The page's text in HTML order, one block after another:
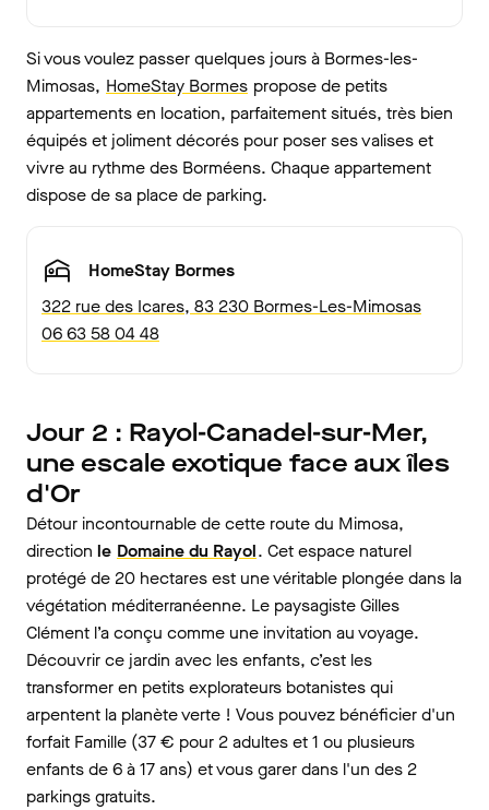
Si vous voulez passer quelques jours à Bormes-les-
Mimosas, HomeStay Bormes propose de petits
appartements en location, parfaitement situés, très bien
équipés et joliment décorés pour poser ses valises et
vivre au rythme des Borméens. Chaque appartement
dispose de sa place de parking.
HomeStay Bormes
322 rue des Icares, 83 230 Bormes-Les-Mimosas
06 63 58 04 48
Jour 2 : Rayol-Canadel-sur-Mer,
une escale exotique face aux îles
d'Or
Détour incontournable de cette route du Mimosa,
direction le Domaine du Rayol. Cet espace naturel
protégé de 20 hectares est une véritable plongée dans la
végétation méditerranéenne. Le paysagiste Gilles
Clément l’a conçu comme une invitation au voyage.
Découvrir ce jardin avec les enfants, c’est les
transformer en petits explorateurs botanistes qui
arpentent la planète verte ! Vous pouvez bénéficier d'un
forfait Famille (37 € pour 2 adultes et 1 ou plusieurs
enfants de 6 à 17 ans) et vous garer dans l'un des 2
parkings gratuits.